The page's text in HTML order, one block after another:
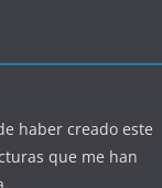
haber creado este
que me han